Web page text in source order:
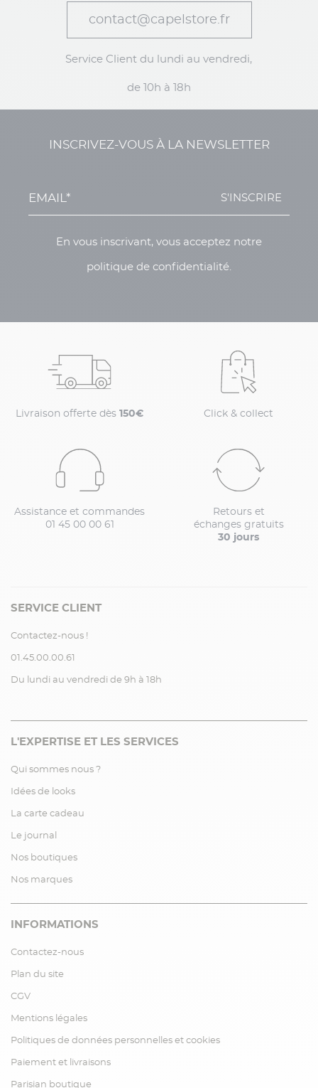
contact@capelstore.fr
Service Client du lundi au vendredi,
de 10h à 18h
INSCRIVEZ-VOUS À LA NEWSLETTER
S'INSCRIRE
En vous inscrivant, vous acceptez notre
politique de confidentialité.
Livraison offerte dès 150€ Click & collect
Assistance et commandes
01 45 00 00 61
Retours et
échanges gratuits
30 jours
SERVICE CLIENT
Contactez-nous !
01.45.00.00.61
Du lundi au vendredi de 9h à 18h
L'EXPERTISE ET LES SERVICES
Qui sommes nous ?
Idées de looks
La carte cadeau
Le journal
Nos boutiques
Nos marques
INFORMATIONS
Contactez-nous
Plan du site
CGV
Mentions légales
Politiques de données personnelles et cookies
Paiement et livraisons
Parisian boutique